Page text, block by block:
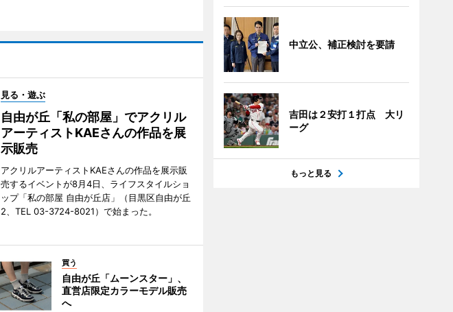
見る・遊ぶ
自由が丘「私の部屋」でアクリル
アーティストKAEさんの作品を展
示販売
アクリルアーティストKAEさんの作品を展示販
売するイベントが8月4日、ライフスタイルショ
ップ「私の部屋 自由が丘店」（目黒区自由が丘
2、TEL 03-3724-8021）で始まった。
買う
自由が丘「ムーンスター」、
直営店限定カラーモデル販売
へ
中立公、補正検討を要請
吉田は２安打１打点 大リ
ーグ
もっと見る